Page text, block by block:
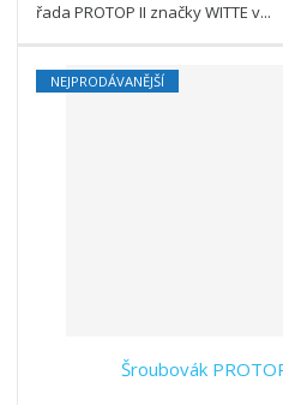
řada PROTOP II značky WITTE v...
NEJPRODÁVANĚJŠÍ
Šroubovák